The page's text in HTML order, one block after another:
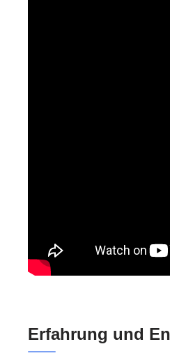
Erfahrung und